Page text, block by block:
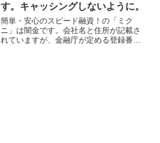
す。キャッシングしないように。
簡単・安心のスピード融資！の「ミク
ニ」は闇金です。会社名と住所が記載さ
れていますが、金融庁が定める登録番号